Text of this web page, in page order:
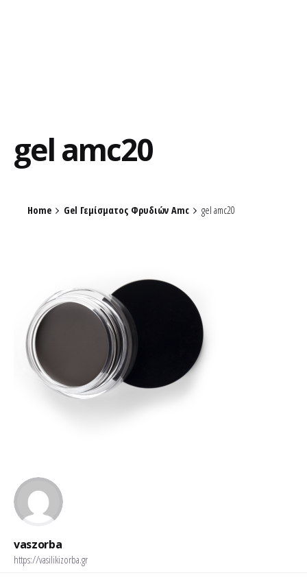
gel amc20
Home Gel Γεμίσματος Φρυδιών Amc gel amc20
vaszorba
https://vasilikizorba.gr